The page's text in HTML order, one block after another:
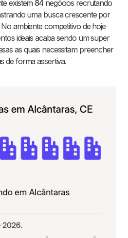
existem 84 negócios recrutando
uma busca crescente por
ambiente competitivo de hoje
ideais acaba sendo um super
as quais necessitam preencher
de forma assertiva.